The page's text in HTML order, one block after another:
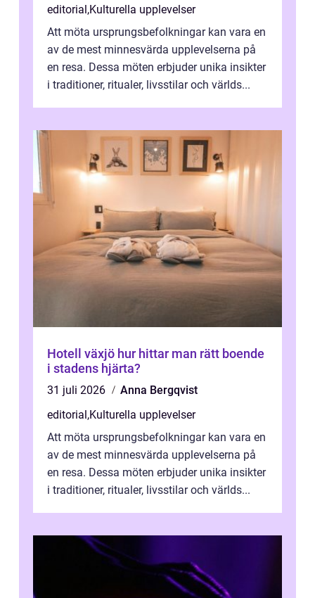
editorial,Kulturella upplevelser
Att möta ursprungsbefolkningar kan vara en
av de mest minnesvärda upplevelserna på
en resa. Dessa möten erbjuder unika insikter
i traditioner, ritualer, livsstilar och världs...
Hotell växjö hur hittar man rätt boende
i stadens hjärta?
31 juli 2026
Anna Bergqvist
editorial,Kulturella upplevelser
Att möta ursprungsbefolkningar kan vara en
av de mest minnesvärda upplevelserna på
en resa. Dessa möten erbjuder unika insikter
i traditioner, ritualer, livsstilar och världs...